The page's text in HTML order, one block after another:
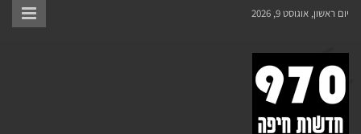
יום ראשון, אוגוסט 9, 2026